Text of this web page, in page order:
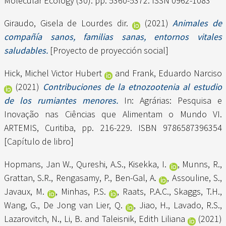
Giraudo, Gisela de Lourdes dir.
(2021)Animales de
compañía sanos, familias sanas, entornos vitales
saludables. [Proyecto de proyección social]
Hick, Michel Victor Hubert
and Frank, Eduardo Narciso
(2021) Contribuciones de la etnozootenia al estudio
de los rumiantes menores.
In: Agrárias: Pesquisa e
Inovação nas Ciências que Alimentam o Mundo VI.
ARTEMIS, Curitiba, pp. 216-229. ISBN 9786587396354
[Capítulo de libro]
Hopmans, Jan W., Qureshi, A.S., Kisekka, I. , Munns, R.,
Grattan, S.R., Rengasamy, P., Ben-Gal, A. , Assouline, S.,
Javaux, M.
, Minhas, P.S. , Raats, P.A.C.,Skaggs, T.H.,
Wang, G., De Jong van Lier, Q. , Jiao, H., Lavado, R.S.,
Lazarovitch, N., Li, B. and Taleisnik, Edith Liliana
(2021)